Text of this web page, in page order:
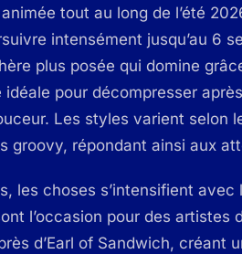
tout au long de l’été
intensément jusqu’au 6
plus posée qui domine
idéale pour décompresser
Les styles varient selon
groovy, répondant ainsi aux
les choses s’intensifient
l’occasion pour des artistes
d’Earl of Sandwich, créant